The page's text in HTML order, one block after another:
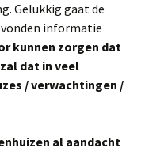
Gelukkig gaat de
informatie
kunnen zorgen dat
dat in veel
/ verwachtingen /
al aandacht